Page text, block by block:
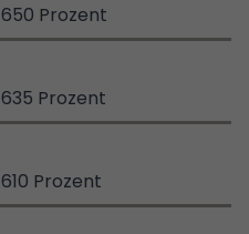
650 Prozent
635 Prozent
610 Prozent